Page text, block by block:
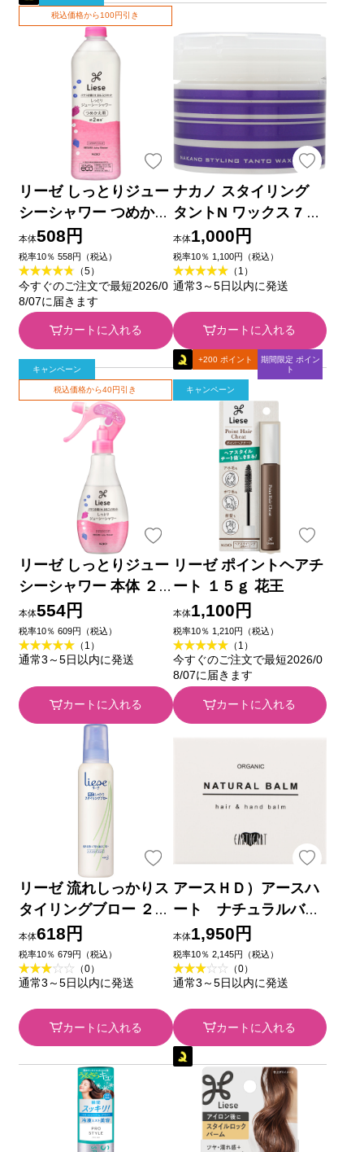
税込価格から100円引き
リーゼ しっとりジュー
シーシャワー つめかえ
用 ３４０ｍｌ 花王
本体508円
税率10％ 558円（税込）
（5）
今すぐのご注文で最短2026/0
8/07に届きます
カートに入れる
ナカノ スタイリング
タントN ワックス 7 ９
０ｇ 中野製薬
本体1,000円
税率10％ 1,100円（税込）
（1）
通常3～5日以内に発送
カートに入れる
キャンペーン
税込価格から40円引き
リーゼ しっとりジュー
シーシャワー 本体 ２
００ｍｌ 花王
本体554円
税率10％ 609円（税込）
（1）
通常3～5日以内に発送
カートに入れる
+200 ポイント
期間限定 ポイン
ト
キャンペーン
リーゼ ポイントヘアチ
ート １５ｇ 花王
本体1,100円
税率10％ 1,210円（税込）
（1）
今すぐのご注文で最短2026/0
8/07に届きます
カートに入れる
リーゼ 流れしっかりス
タイリングブロー ２０
０ｍｌ 花王
本体618円
税率10％ 679円（税込）
（0）
通常3～5日以内に発送
カートに入れる
アースＨＤ）アースハ
ート ナチュラルバー
ム ４５ｇ
本体1,950円
税率10％ 2,145円（税込）
（0）
通常3～5日以内に発送
カートに入れる